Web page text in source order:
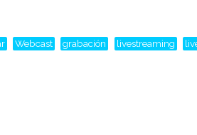
Webcast grabación livestreaming